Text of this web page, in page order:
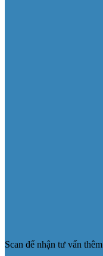
Scan để nhận tư vấn thêm